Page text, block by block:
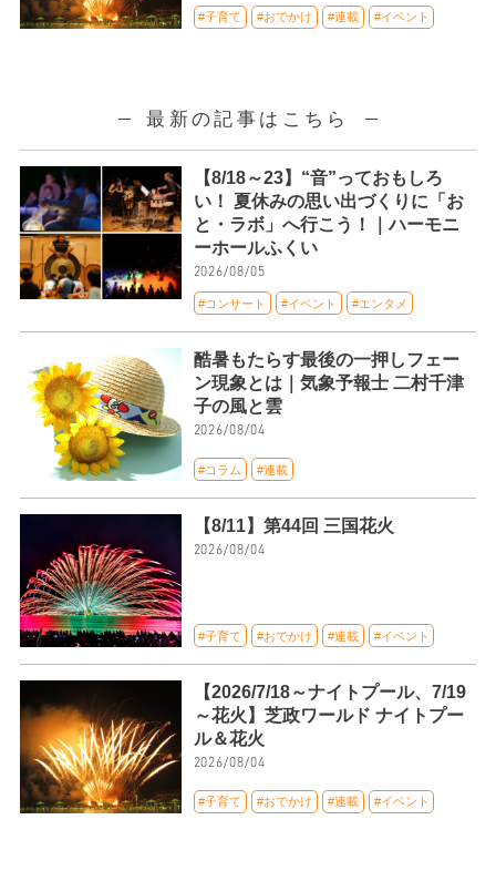
#子育て #おでかけ #連載 #イベント
最新の記事はこちら
【8/18～23】“音”っておもしろ
い！ 夏休みの思い出づくりに「お
と・ラボ」へ行こう！｜ハーモニ
ーホールふくい
2026/08/05
#コンサート #イベント #エンタメ
酷暑もたらす最後の一押しフェー
ン現象とは｜気象予報士 二村千津
子の風と雲
2026/08/04
#コラム #連載
【8/11】第44回 三国花火
2026/08/04
#子育て #おでかけ #連載 #イベント
【2026/7/18～ナイトプール、7/19
～花火】芝政ワールド ナイトプー
ル＆花火
2026/08/04
#子育て #おでかけ #連載 #イベント